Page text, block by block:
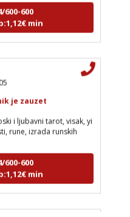
600
min
je zauzet
i ljubavni tarot, visak, yi
rune, izrada runskih
600
min